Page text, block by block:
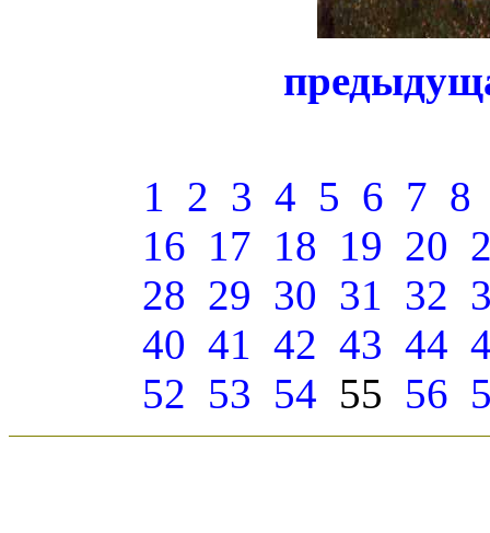
1 2 3 4 5 6 7 8
16 17 18 19 20
28 29 30 31 32
40 41 42 43 44
52 53 54 55 56